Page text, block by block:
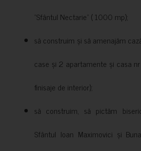
”Sfântul Nectarie” ( 1000 mp);
să construim și să amenajăm
case și 2 apartamente și casa
finisaje de interior);
să construim, să pictăm
Sfântul Ioan Maximovici și